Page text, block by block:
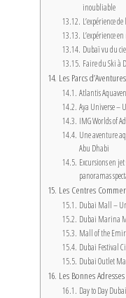
inoubliable
L’expérience
L’expérience
Dubaï vu du
Faire du Ski à
Les Parcs d’Aventures
Atlantis
Aya Universe –
IMG Worlds of
Une aventure
Abu Dhabi
Excursions en
panoramas
Les Centres
Dubai Mall –
Dubai Marina
Mall of the
Dubai Festival
Dubai Outlet
Les Bonnes
Day to Day